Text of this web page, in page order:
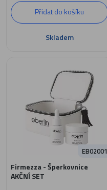
Přidat do košíku
Skladem
Firmezza - Šperkovnice
AKČNÍ SET
EB02001